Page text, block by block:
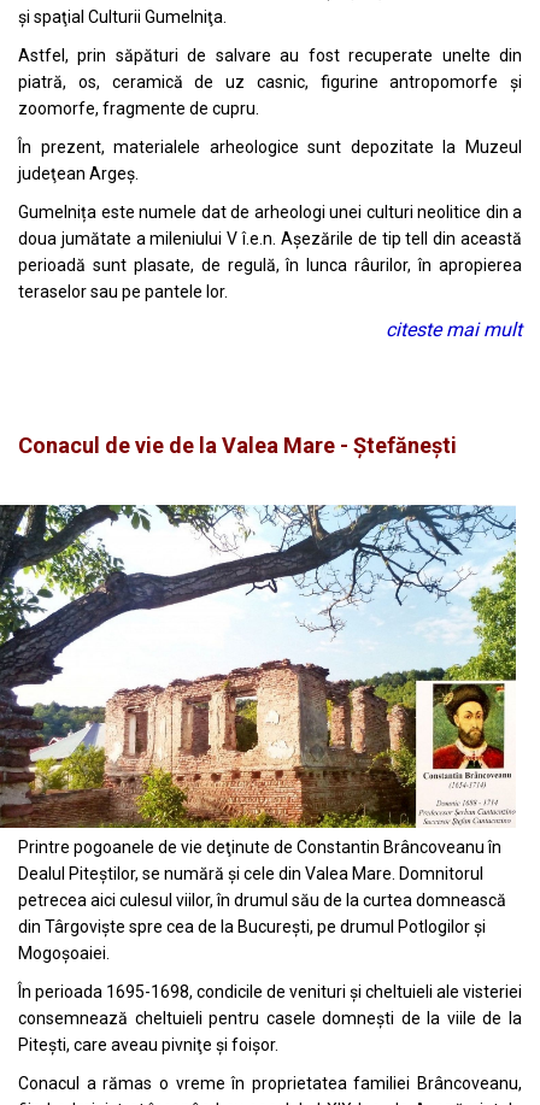
şi spaţial Culturii Gumelniţa.
Astfel, prin săpături de salvare au fost recuperate unelte din
piatră, os, ceramică de uz casnic, figurine antropomorfe şi
zoomorfe, fragmente de cupru.
În prezent, materialele arheologice sunt depozitate la Muzeul
judeţean Argeş.
Gumelnița este numele dat de arheologi unei culturi neolitice din a
doua jumătate a mileniului V î.e.n. Așezările de tip tell din această
perioadă sunt plasate, de regulă, în lunca râurilor, în apropierea
teraselor sau pe pantele lor.
citeste mai mult
Conacul de vie de la Valea Mare - Ștefănești
Printre pogoanele de vie deţinute de Constantin Brâncoveanu în
Dealul Piteştilor, se numără şi cele din Valea Mare. Domnitorul
petrecea aici culesul viilor, în drumul său de la curtea domnească
din Târgovişte spre cea de la Bucureşti, pe drumul Potlogilor şi
Mogoşoaiei.
În perioada 1695-1698, condicile de venituri şi cheltuieli ale visteriei
consemnează cheltuieli pentru casele domneşti de la viile de la
Piteşti, care aveau pivniţe şi foişor.
Conacul a rămas o vreme în proprietatea familiei Brâncoveanu,